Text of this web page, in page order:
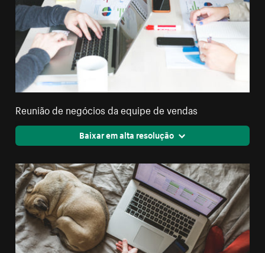
Reunião de negócios da equipe de vendas
Baixar em alta resolução